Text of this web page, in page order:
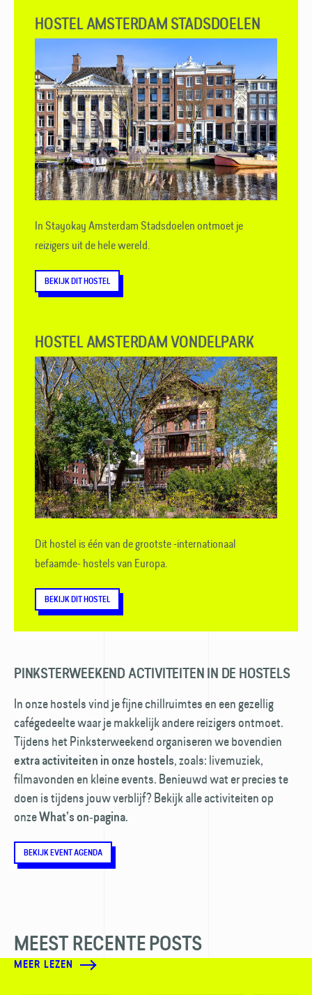
HOSTEL AMSTERDAM STADSDOELEN
In Stayokay Amsterdam Stadsdoelen ontmoet je
reizigers uit de hele wereld.
BEKIJK DIT HOSTEL
HOSTEL AMSTERDAM VONDELPARK
Dit hostel is één van de grootste -internationaal
befaamde- hostels van Europa.
BEKIJK DIT HOSTEL
PINKSTERWEEKEND ACTIVITEITEN IN DE HOSTELS
In onze hostels vind je fijne chillruimtes en een gezellig
cafégedeelte waar je makkelijk andere reizigers ontmoet.
Tijdens het Pinksterweekend organiseren we bovendien
extra activiteiten in onze hostels, zoals: livemuziek,
filmavonden en kleine events. Benieuwd wat er precies te
doen is tijdens jouw verblijf? Bekijk alle activiteiten op
onzeWhat’s on‑pagina.
BEKIJK EVENT AGENDA
MEEST RECENTE POSTS
MEER LEZEN